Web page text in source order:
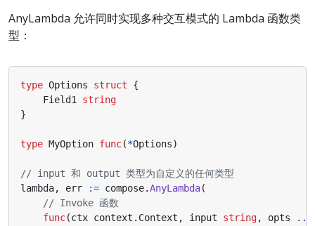
AnyLambda 允许同时实现多种交互模式的 Lambda 函数类
型：
type Options struct
{
Field1 string
}
type MyOption func(*Options)
// input 和 output 类型为自定义的任何类型
lambda, err := compose.AnyLambda(
// Invoke 函数
func(ctx context . Context , input string, opts ...